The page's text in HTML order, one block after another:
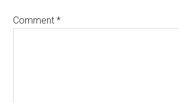
Comment*